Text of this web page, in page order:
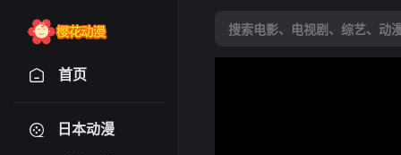
首页
日本动漫